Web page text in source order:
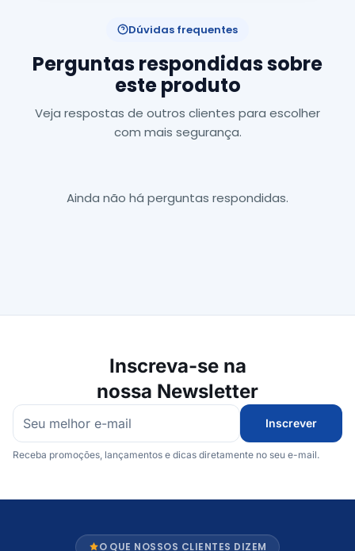
Dúvidas frequentes
Perguntas respondidas sobre
este produto
Veja respostas de outros clientes para escolher
com mais segurança.
Ainda não há perguntas respondidas.
Inscreva-se na
nossa Newsletter
Inscrever
Receba promoções, lançamentos e dicas diretamente no seu e-mail.
O QUE NOSSOS CLIENTES DIZEM